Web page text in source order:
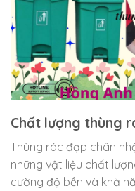
Chất lượng thùng
Thùng rác đạp chân
những vật liệu chất
cường độ bền và khả